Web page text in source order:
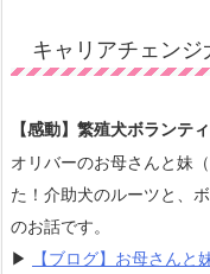
キャリアチェン
【感動】繁殖犬ボランテ
オリバーのお母さんと妹
た！介助犬のルーツと、
のお話です。
▶
【ブログ】お母さん